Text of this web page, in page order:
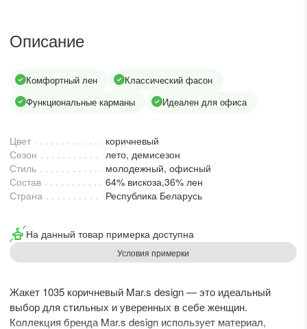
KZT RUB
Описание
Комфортный лен
Классический фасон
Функциональные карманы
Идеален для офиса
Цвет
коричневый
Сезон
лето, демисезон
Стиль
молодежный, офисный
Состав
64% вискоза,36% лен
Страна
Республика Беларусь
На данный товар примерка доступна
Условия примерки
Жакет 1035 коричневый Mar.s design — это идеальный
выбор для стильных и уверенных в себе женщин.
Коллекция бренда Mar.s design использует материал,